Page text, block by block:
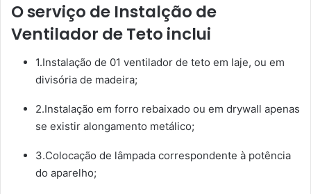
O serviço de Instalção de
Ventilador de Teto inclui
1.Instalação de 01 ventilador de teto em laje, ou em
divisória de madeira;
2.Instalação em forro rebaixado ou em drywall apenas
se existir alongamento metálico;
3.Colocação de lâmpada correspondente à potência
do aparelho;